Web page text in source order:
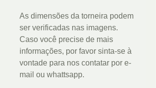
As dimensões da torneira podem
ser verificadas nas imagens.
Caso você precise de mais
informações, por favor sinta-se à
vontade para nos contatar por e-
mail ou whattsapp.